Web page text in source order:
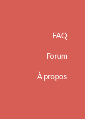
FAQ
Forum
À propos